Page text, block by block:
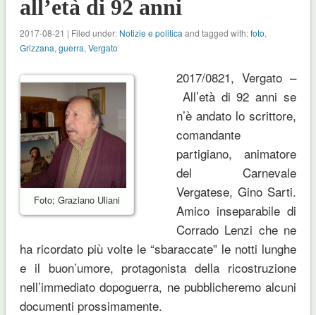
all’età di 92 anni
2017-08-21 | Filed under: Notizie e politica and tagged with:foto,
Grizzana, guerra, Vergato
Foto; Graziano Uliani
2017/0821, Vergato –
All’età di 92 anni se
n’è andato lo scrittore,
comandante
partigiano, animatore
del Carnevale
Vergatese, Gino Sarti.
Amico inseparabile di
Corrado Lenzi che ne
ha ricordato più volte le “sbaraccate” le notti lunghe
e il buon’umore, protagonista della ricostruzione
nell’immediato dopoguerra, ne pubblicheremo alcuni
documenti prossimamente.